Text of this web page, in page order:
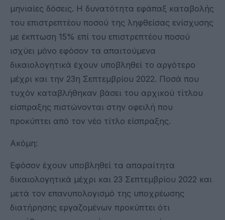
μηνιαίες δόσεις. Η δυνατότητα εφάπαξ καταβολής
του επιστρεπτέου ποσού της ληφθείσας ενίσχυσης
με έκπτωση 15% επί του επιστρεπτέου ποσού
ισχύει μόνο εφόσον τα απαιτούμενα
δικαιολογητικά έχουν υποβληθεί το αργότερο
μέχρι και την 23η Σεπτεμβρίου 2022. Ποσά που
τυχόν καταβλήθηκαν βάσει του αρχικού τίτλου
είσπραξης πιστώνονται στην οφειλή που
προκύπτει από τον νέο τίτλο είσπραξης.
Ακόμη:
Εφόσον έχουν υποβληθεί τα απαραίτητα
δικαιολογητικά μέχρι και 23 Σεπτεμβρίου 2022 και
μετά τον επανυπολογισμό της υποχρέωσης
διατήρησης εργαζομένων προκύπτει ότι